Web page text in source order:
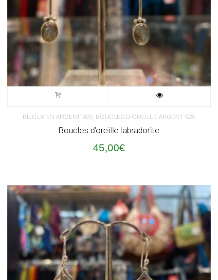
BIJOUX EN ARGENT 925, BOUCLES D'OREILLE ARGENT 925
Boucles d’oreille labradorite
45,00€